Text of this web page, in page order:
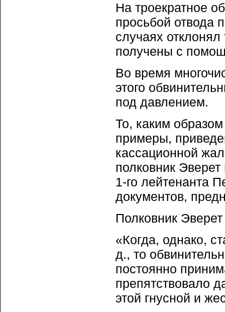
На троекратное
просьбой отвода
случаях
получены с
Во время
этого
под давлением.
То, каким
примеры,
кассационной
полковник Эверет
1-го лейтенанта
документов,
Полковник Эверет
«Когда, однако,
д., то
постоянно
препятствовало
этой гнусной и